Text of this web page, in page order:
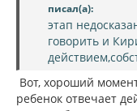
писал(а):
этап
говорить и
Вот, хороший
ребенок отвечает